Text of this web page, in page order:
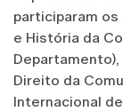
participaram
e História da
Direito da
Internacional